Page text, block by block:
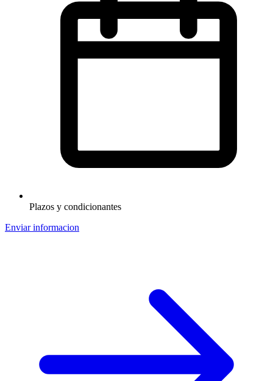
Plazos y condicionantes
Enviar informacion